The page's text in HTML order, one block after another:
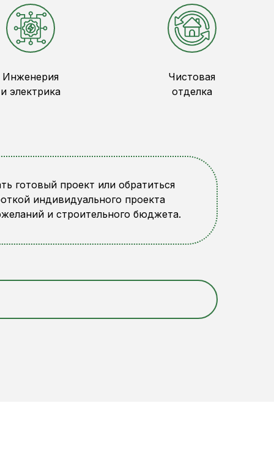
Чистовая
отделка
Инженерия
и электрика
готовый проект или обратиться
индивидуального проекта
и строительного бюджета.